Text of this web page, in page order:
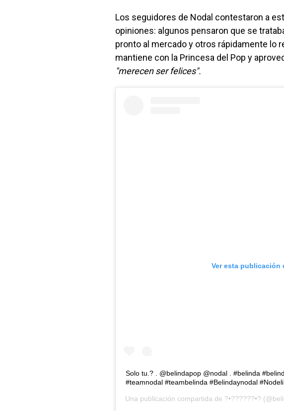
Los seguidores de Nodal contestaron a
opiniones: algunos pensaron que se
pronto al mercado y otros rápidamente lo
mantiene con la Princesa del Pop y
"merecen ser felices".
Ver esta publicación
Solo tu.? . @belindapop @nodal . #belinda
#teamnodal #teambelinda #Belindaynodal #Nodeli
Una publicación compartida de ?•??????•?